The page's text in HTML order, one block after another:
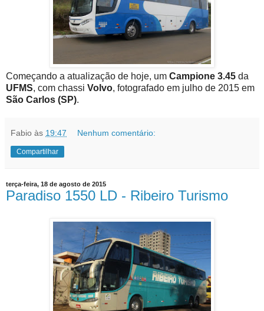
Começando a atualização de hoje, um Campione 3.45 da
UFMS, com chassi Volvo, fotografado em julho de 2015 em
São Carlos (SP).
Fabio às 19:47 Nenhum comentário:
Compartilhar
terça-feira, 18 de agosto de 2015
Paradiso 1550 LD - Ribeiro Turismo